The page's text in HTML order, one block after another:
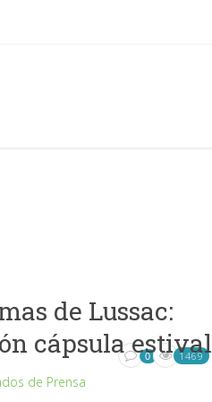
de Lussac:
cápsula estival
de Prensa
0 1469